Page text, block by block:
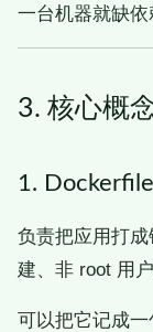
一台机器就缺依
3. 核心概
1. Dockerfile
负责把应用打
建、非 root 用
可以把它记成一